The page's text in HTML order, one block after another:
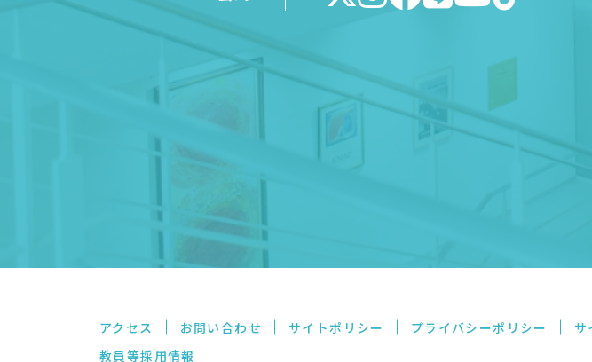
アクセス お問い合わせ サイトポリシー プライバシーポリシー
サ
教員等採用情報